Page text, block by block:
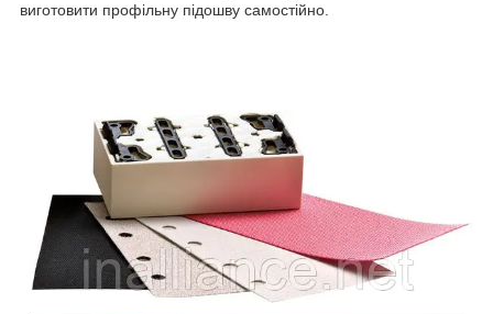
виготовити профільну підошву самостійно.